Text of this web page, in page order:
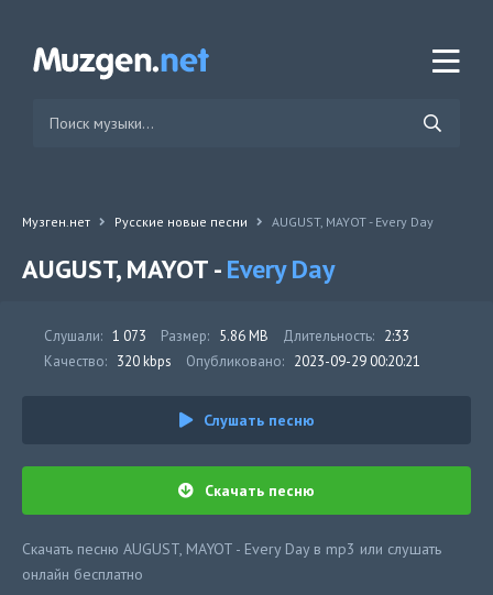
Музген.нет Русские новые песни AUGUST, MAYOT - Every Day
AUGUST, MAYOT -Every Day
Слушали: 1 073 Размер: 5.86 MB Длительность: 2:33
Качество: 320 kbps Опубликовано: 2023-09-29 00:20:21
Слушать песню
Скачать песню
Скачать песню AUGUST, MAYOT - Every Day в mp3 или слушать
онлайн бесплатно